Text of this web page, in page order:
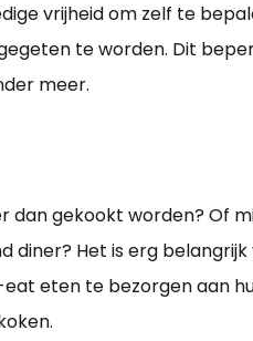
vrijheid om zelf te
te worden. Dit
meer.
dan gekookt worden? Of
diner? Het is erg
eten te bezorgen aan